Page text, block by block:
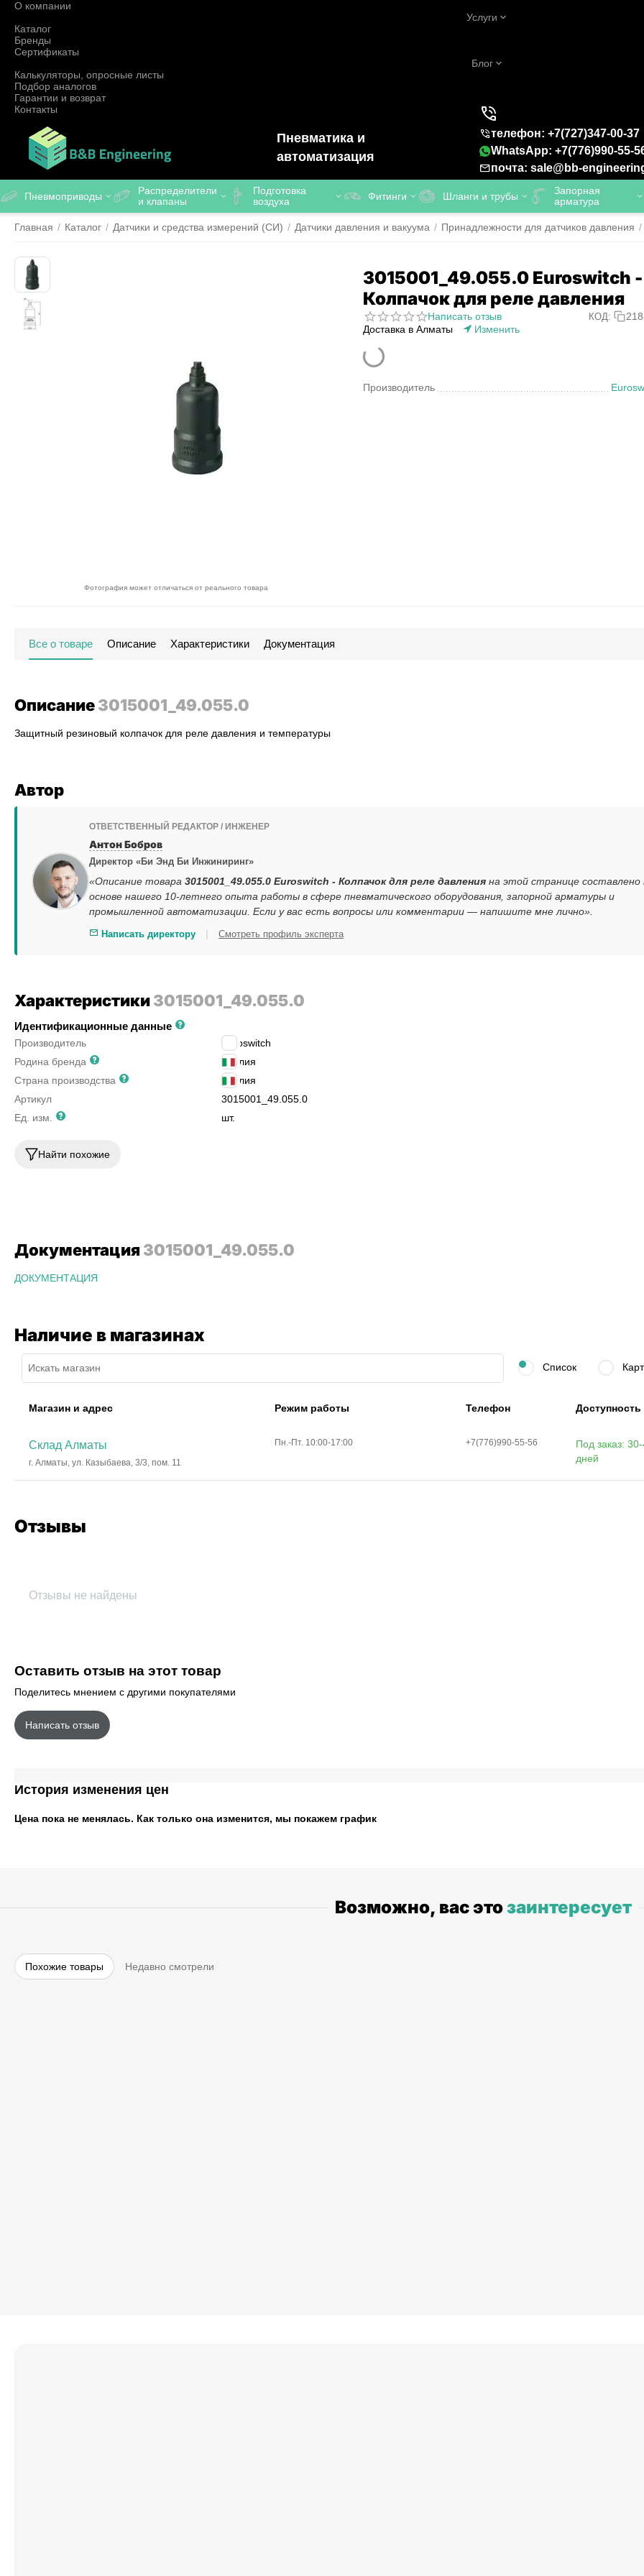
О компании
Услуги
Каталог
Бренды
Сертификаты
Блог
Калькуляторы, опросные листы
Подбор аналогов
Гарантии и возврат
Контакты
Пневматика и
автоматизация
телефон: +7(727)347-00-37
WhatsApp: +7(776)990-55-
почта: sale@bb-
Пневмоприводы
Распределители
и клапаны
Подготовка
воздуха
Фитинги Шланги и трубы
Запорная
арматура
Главная / Каталог / Датчики и средства измерений (СИ) / Датчики давления и вакуума / Принадлежности для датчиков давления /
Фотография может отличаться от реального товара
3015001_49.055.0 Euroswitch -
Колпачок для реле давления
Написать отзыв КОД:
Доставка в Алматы
Изменить
Производитель
Все о товаре Описание Характеристики Документация
Описание3015001_49.055.0
Защитный резиновый колпачок для реле давления и температуры
Автор
ОТВЕТСТВЕННЫЙ РЕДАКТОР / ИНЖЕНЕР
Антон Бобров
Директор «Би Энд Би Инжиниринг»
«Описание товара 3015001_49.055.0 Euroswitch - Колпачок для реле давления на этой странице составлено
основе нашего 10-летнего опыта работы в сфере пневматического оборудования, запорной арматуры и
промышленной автоматизации. Если у вас есть вопросы или комментарии — напишите мне лично».
Написать директору | Смотреть профиль эксперта
Характеристики3015001_49.055.0
Идентификационные данные
Производитель
Euroswitch
Родина бренда
Италия
Страна производства
Италия
Артикул
3015001_49.055.0
Ед. изм.
шт.
Найти похожие
Документация 3015001_49.055.0
ДОКУМЕНТАЦИЯ
Наличие в магазинах
Список
Магазин и адрес Режим работы Телефон Доступность
Склад Алматы
г. Алматы, ул. Казыбаева, 3/3, пом. 11
Пн.-Пт. 10:00-17:00 +7(776)990-55-56
Под заказ:
дней
Отзывы
Отзывы не найдены
Оставить отзыв на этот товар
Поделитесь мнением с другими покупателями
Написать отзыв
История изменения цен
Цена пока не менялась. Как только она изменится, мы покажем график
Возможно, вас этозаинтересует
Похожие товары Недавно смотрели